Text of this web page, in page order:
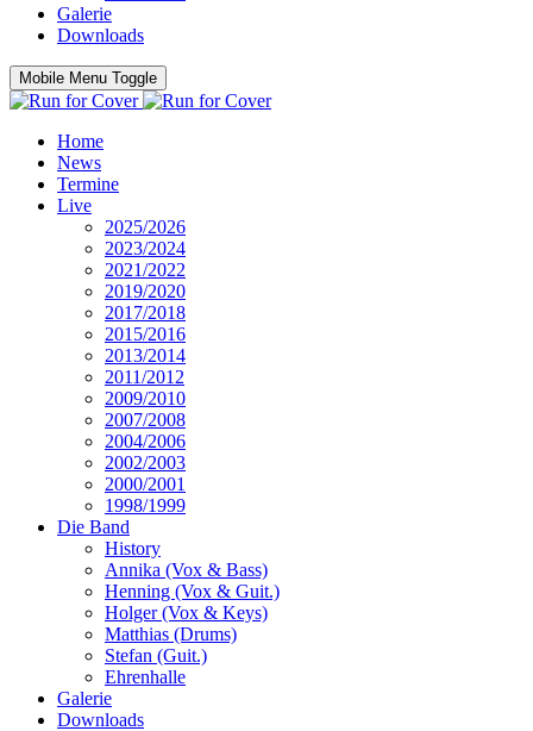
Galerie
Downloads
Mobile Menu Toggle
Home
News
Termine
Live
2025/2026
2023/2024
2021/2022
2019/2020
2017/2018
2015/2016
2013/2014
2011/2012
2009/2010
2007/2008
2004/2006
2002/2003
2000/2001
1998/1999
Die Band
History
Annika (Vox & Bass)
Henning (Vox & Guit.)
Holger (Vox & Keys)
Matthias (Drums)
Stefan (Guit.)
Ehrenhalle
Galerie
Downloads